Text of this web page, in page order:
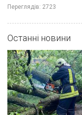
Переглядів: 2723
Останні новини